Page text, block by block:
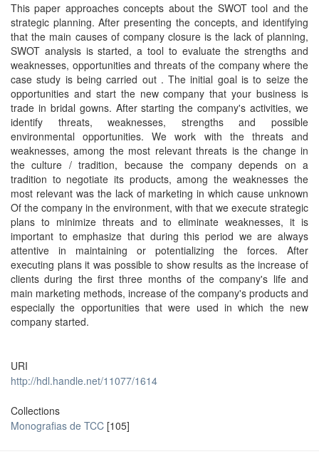
This paper approaches concepts about the SWOT tool and the
strategic planning. After presenting the concepts, and identifying
that the main causes of company closure is the lack of planning,
SWOT analysis is started, a tool to evaluate the strengths and
weaknesses, opportunities and threats of the company where the
case study is being carried out . The initial goal is to seize the
opportunities and start the new company that your business is
trade in bridal gowns. After starting the company's activities, we
identify threats, weaknesses, strengths and possible
environmental opportunities. We work with the threats and
weaknesses, among the most relevant threats is the change in
the culture / tradition, because the company depends on a
tradition to negotiate its products, among the weaknesses the
most relevant was the lack of marketing in which cause unknown
Of the company in the environment, with that we execute strategic
plans to minimize threats and to eliminate weaknesses, it is
important to emphasize that during this period we are always
attentive in maintaining or potentializing the forces. After
executing plans it was possible to show results as the increase of
clients during the first three months of the company's life and
main marketing methods, increase of the company's products and
especially the opportunities that were used in which the new
company started.
URI
http://hdl.handle.net/11077/1614
Collections
Monografias de TCC [105]